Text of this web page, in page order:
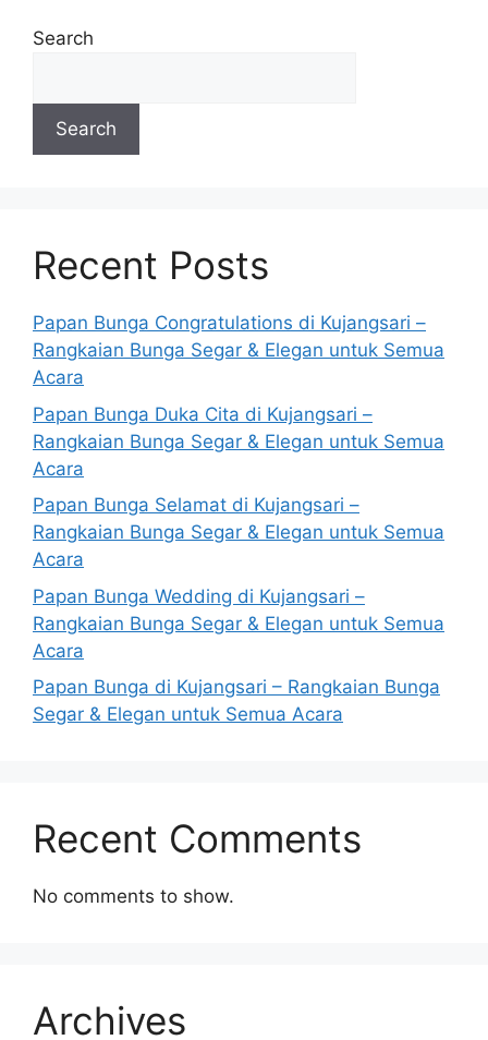
Search
Search
Recent Posts
Papan Bunga Congratulations di Kujangsari –
Rangkaian Bunga Segar & Elegan untuk Semua
Acara
Papan Bunga Duka Cita di Kujangsari –
Rangkaian Bunga Segar & Elegan untuk Semua
Acara
Papan Bunga Selamat di Kujangsari –
Rangkaian Bunga Segar & Elegan untuk Semua
Acara
Papan Bunga Wedding di Kujangsari –
Rangkaian Bunga Segar & Elegan untuk Semua
Acara
Papan Bunga di Kujangsari – Rangkaian Bunga
Segar & Elegan untuk Semua Acara
Recent Comments
No comments to show.
Archives